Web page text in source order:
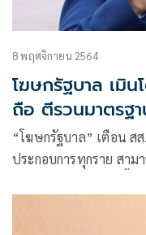
8 พฤศจิกายน 2564
โฆษกรัฐบาล เมิน
ถือ ตีรวนมาตรฐ
ใหญ่
“โฆษกรัฐบาล” เตือน ส
ประกอบการทุกราย สาม
ประกอบการสามารถว
ความเชื่อมั่นนักท่องเที่ย